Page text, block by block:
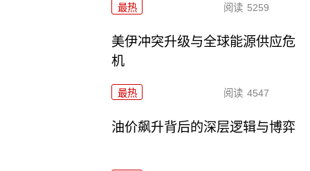
最热 阅读 5259
美伊冲突升级与全球能源供应危
机
最热 阅读 4547
油价飙升背后的深层逻辑与博弈